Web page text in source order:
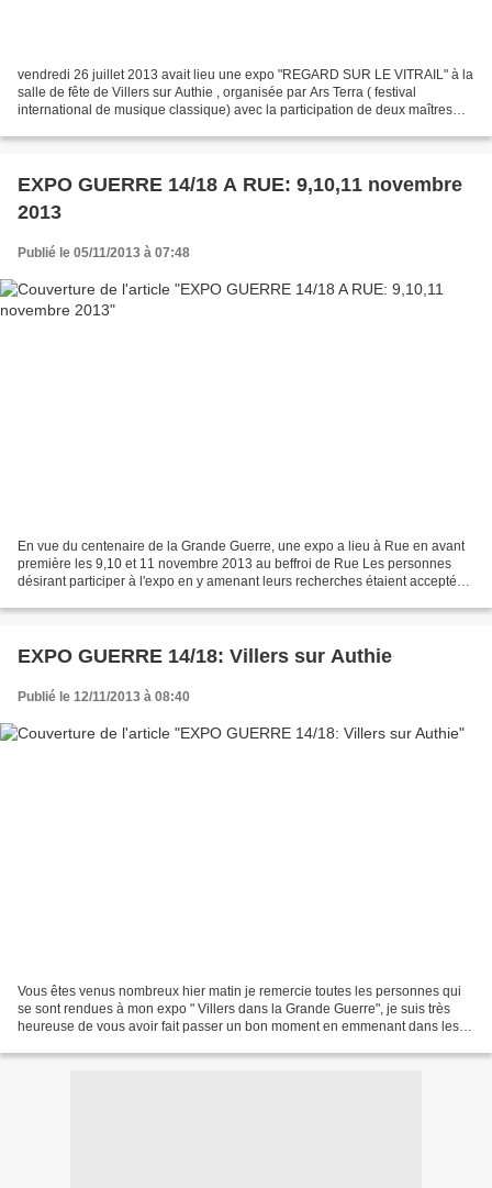
vendredi 26 juillet 2013 avait lieu une expo "REGARD SUR LE VITRAIL" à la
salle de fête de Villers sur Authie , organisée par Ars Terra ( festival
international de musique classique) avec la participation de deux maîtres
EXPO GUERRE 14/18 A RUE: 9,10,11 novembre
2013
Publié le 05/11/2013 à 07:48
En vue du centenaire de la Grande Guerre, une expo a lieu à Rue en avant
première les 9,10 et 11 novembre 2013 au beffroi de Rue Les personnes
désirant participer à l'expo en y amenant leurs recherches étaient acceptées
EXPO GUERRE 14/18: Villers sur Authie
Publié le 12/11/2013 à 08:40
Vous êtes venus nombreux hier matin je remercie toutes les personnes qui
se sont rendues à mon expo " Villers dans la Grande Guerre", je suis très
heureuse de vous avoir fait passer un bon moment en emmenant dans les